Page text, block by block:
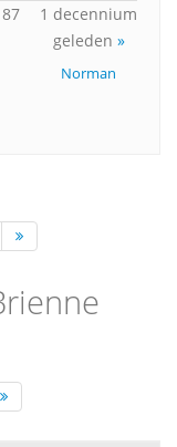
1 decennium
geleden »
Norman